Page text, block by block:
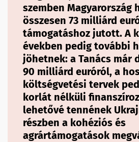
szemben Magyarország
összesen 73 milliárd
támogatáshoz jutott. A
években pedig további
jöhetnek: a Tanács már
90 milliárd euróról, a
költségvetési tervek
korlát nélküli
lehetővé tennének
részben a kohéziós és
agrártámogatások